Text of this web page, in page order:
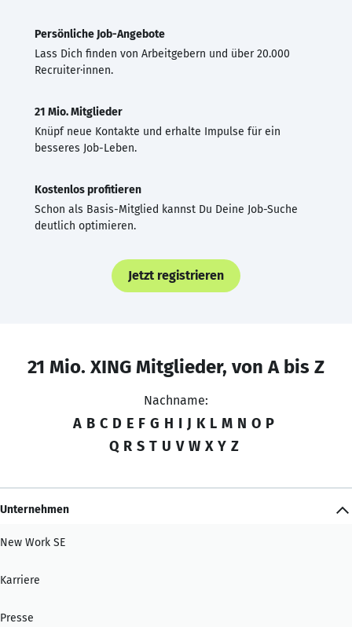
Persönliche Job-Angebote
Lass Dich finden von Arbeitgebern und über 20.000
Recruiter·innen.
21 Mio. Mitglieder
Knüpf neue Kontakte und erhalte Impulse für ein
besseres Job-Leben.
Kostenlos profitieren
Schon als Basis-Mitglied kannst Du Deine Job-Suche
deutlich optimieren.
Jetzt registrieren
21 Mio. XING Mitglieder, von A bis Z
Nachname:
A B C D E F G H I J K L M N O P
Q R S T U V W X Y Z
Unternehmen
New Work SE
Karriere
Presse